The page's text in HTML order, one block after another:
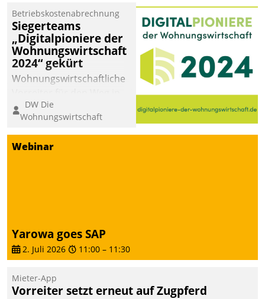
Betriebskostenabrechnung
Siegerteams
„Digitalpioniere der
Wohnungswirtschaft
2024“ gekürt
Wohnungswirtschaftliche
eine digitale Zukunft zu
finden, ist das Ziel des
Awards „Digitalpioniere
der
und PropTech.
DW Die
Wohnungswirtschaft
Webinar
Yarowa goes SAP
2. Juli 2026 11:00 – 11:30
Mieter-App
Vorreiter setzt erneut auf Zugpferd